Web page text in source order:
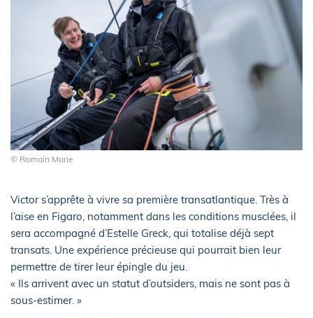
© Romain Marie
Victor s’apprête à vivre sa première transatlantique. Très à
l’aise en Figaro, notamment dans les conditions musclées, il
sera accompagné d’Estelle Greck, qui totalise déjà sept
transats. Une expérience précieuse qui pourrait bien leur
permettre de tirer leur épingle du jeu.
« Ils arrivent avec un statut d’outsiders, mais ne sont pas à
sous-estimer. »